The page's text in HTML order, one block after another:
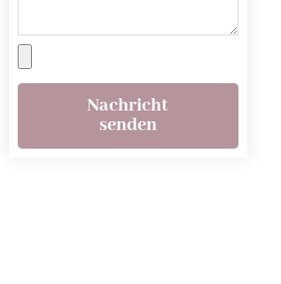
Nachricht
senden